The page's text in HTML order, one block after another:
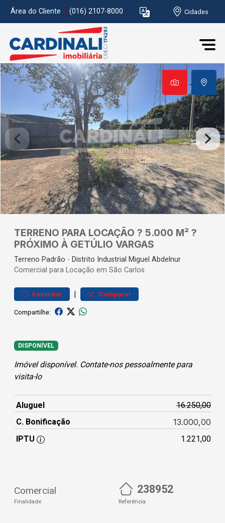
Área do Cliente (016) 2107-8000 Cidades
TERRENO PARA LOCAÇÃO ? 5.000 M² ?
PRÓXIMO À GETÚLIO VARGAS
Terreno Padrão - Distrito Industrial Miguel Abdelnur
Comercial para Locação em São Carlos
Favoritar | Comparar
Compartilhe:
DISPONÍVEL
Imóvel disponível. Contate-nos pessoalmente para
visita-lo
Aluguel
16.250,00
C. Bonificação
13.000,00
IPTU 1.221,00
Comercial
Finalidade
238952
Referência